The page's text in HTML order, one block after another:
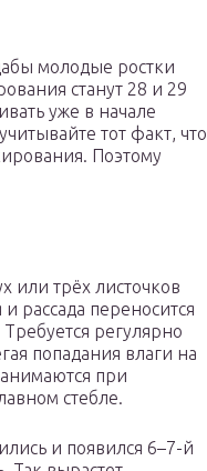
молодые ростки
станут 28 и 29
уже в начале
тот факт, что
Поэтому
или трёх листочков
рассада переносится
регулярно
попадания влаги на
при
стебле.
и появился 6–7-й